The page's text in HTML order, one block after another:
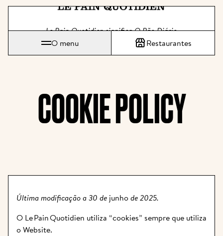
Saltar diretamente para o
O menu Restaurantes
COOKIE POLICY
Última modificação a 30 de junho de 2025.
O Le Pain Quotidien utiliza “cookies” sempre que utiliza
o Website.